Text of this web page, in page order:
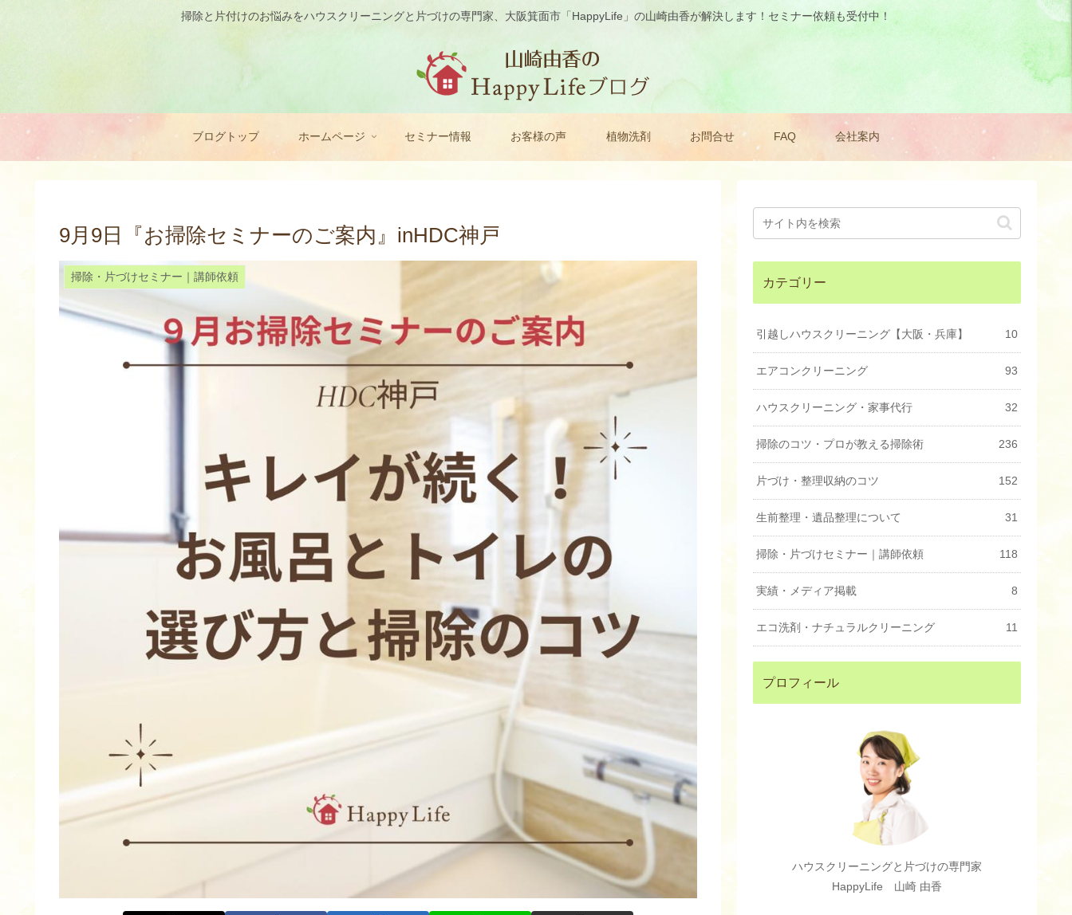
掃除と片付けのお悩みをハウスクリーニングと片づけの専門家、大阪箕面市「HappyLife」の山崎由香が解決します！セミナー依頼も受付中！
ブログトップ ホームページ セミナー情報 お客様の声 植物洗剤 お問合せ FAQ 会社案内
9月9日『お掃除セミナーのご案内』inHDC神戸
掃除・片づけセミナー｜講師依頼 カテゴリー
引越しハウスクリーニング【大阪・兵庫】 10
エアコンクリーニング 93
ハウスクリーニング・家事代行 32
掃除のコツ・プロが教える掃除術 236
片づけ・整理収納のコツ 152
生前整理・遺品整理について 31
掃除・片づけセミナー｜講師依頼 118
実績・メディア掲載 8
エコ洗剤・ナチュラルクリーニング 11
プロフィール
ハウスクリーニングと片づけの専門家
HappyLife 山崎 由香